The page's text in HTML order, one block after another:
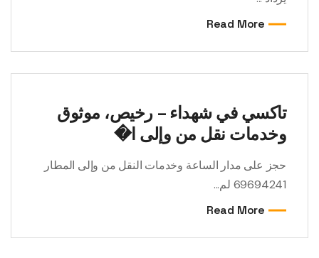
Read More
تاكسي في شهداء – رخيص، موثوق
وخدمات نقل من وإلى ا�
حجز على مدار الساعة وخدمات النقل من وإلى المطار
69694241 لم...
Read More